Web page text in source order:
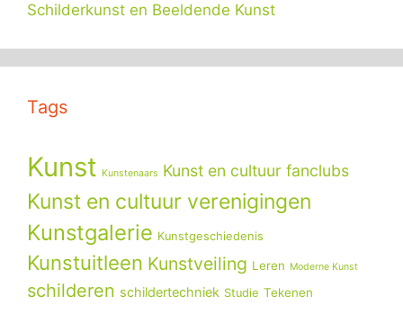
Schilderkunst en Beeldende Kunst
Tags
Kunst Kunstenaars Kunst en cultuur fanclubs
Kunst en cultuur verenigingen
Kunstgalerie Kunstgeschiedenis
Kunstuitleen Kunstveiling Leren Moderne Kunst
schilderen schildertechniek Studie Tekenen